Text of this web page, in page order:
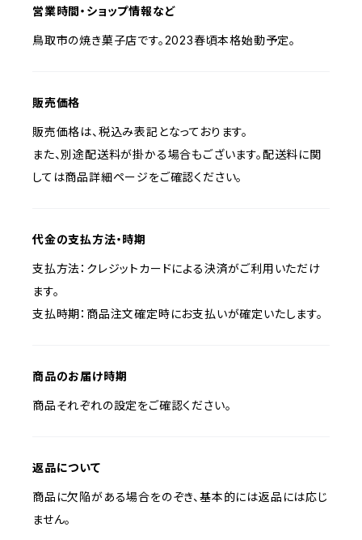
営業時間・ショップ情報など
鳥取市の焼き菓子店です。2023春頃本格始動予定。
販売価格
販売価格は、税込み表記となっております。
また、別途配送料が掛かる場合もございます。配送料に関
しては商品詳細ページをご確認ください。
代金の支払方法・時期
支払方法：クレジットカードによる決済がご利用いただけ
ます。
支払時期：商品注文確定時にお支払いが確定いたします。
商品のお届け時期
商品それぞれの設定をご確認ください。
返品について
商品に欠陥がある場合をのぞき、基本的には返品には応じ
ません。